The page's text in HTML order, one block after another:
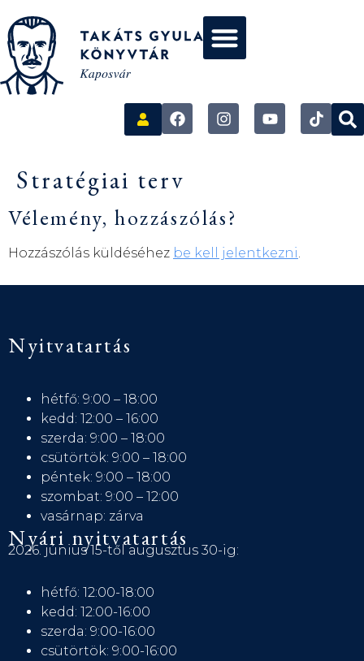
Stratégiai terv
Vélemény, hozzászólás?
Hozzászólás küldéséhez be kell jelentkezni.
Nyitvatartás
hétfő: 9:00 – 18:00
kedd: 12:00 – 16:00
szerda: 9:00 – 18:00
csütörtök: 9:00 – 18:00
péntek: 9:00 – 18:00
szombat: 9:00 – 12:00
vasárnap: zárva
Nyári nyitvatartás
2026. június 15-től augusztus 30-ig:
hétfő: 12:00-18:00
kedd: 12:00-16:00
szerda: 9:00-16:00
csütörtök: 9:00-16:00